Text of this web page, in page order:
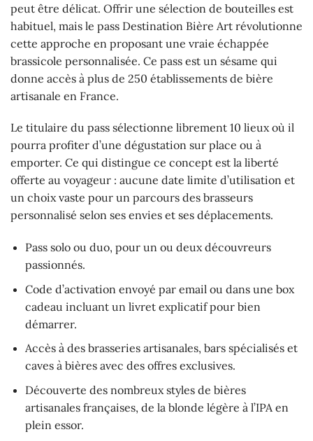
peut être délicat. Offrir une sélection de bouteilles est
habituel, mais le pass Destination Bière Art révolutionne
cette approche en proposant une vraie échappée
brassicole personnalisée. Ce pass est un sésame qui
donne accès à plus de 250 établissements de bière
artisanale en France.
Le titulaire du pass sélectionne librement 10 lieux où il
pourra profiter d’une dégustation sur place ou à
emporter. Ce qui distingue ce concept est la liberté
offerte au voyageur : aucune date limite d’utilisation et
un choix vaste pour un parcours des brasseurs
personnalisé selon ses envies et ses déplacements.
Pass solo ou duo, pour un ou deux découvreurs
passionnés.
Code d’activation envoyé par email ou dans une box
cadeau incluant un livret explicatif pour bien
démarrer.
Accès à des brasseries artisanales, bars spécialisés et
caves à bières avec des offres exclusives.
Découverte des nombreux styles de bières
artisanales françaises, de la blonde légère à l’IPA en
plein essor.